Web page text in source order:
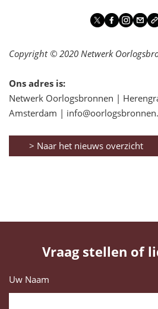
Copyright © 2020 Netwerk
Ons adres is:
Netwerk Oorlogsbronnen |
Amsterdam |
> Naar het nieuws overzicht
Vraag stellen of
Uw Naam